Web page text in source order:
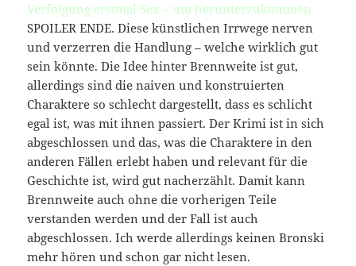
Verfolgung erstmal Sex – um herunterzukommen
SPOILER ENDE. Diese künstlichen Irrwege nerven
und verzerren die Handlung – welche wirklich gut
sein könnte. Die Idee hinter Brennweite ist gut,
allerdings sind die naiven und konstruierten
Charaktere so schlecht dargestellt, dass es schlicht
egal ist, was mit ihnen passiert. Der Krimi ist in sich
abgeschlossen und das, was die Charaktere in den
anderen Fällen erlebt haben und relevant für die
Geschichte ist, wird gut nacherzählt. Damit kann
Brennweite auch ohne die vorherigen Teile
verstanden werden und der Fall ist auch
abgeschlossen. Ich werde allerdings keinen Bronski
mehr hören und schon gar nicht lesen.